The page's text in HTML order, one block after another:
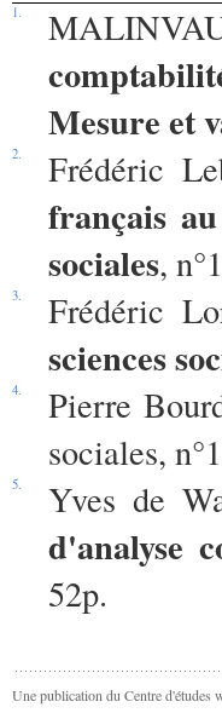
1.
Mesure et
2. Frédéric
français
sociales,
3. Frédéric
sciences
4. Pierre
sociales,
5. Yves de
d'analyse
52p.
Une publication du Centre d'études